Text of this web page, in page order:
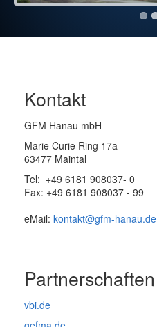
Kontakt
GFM Hanau mbH
Marie Curie Ring 17a
63477 Maintal
Tel: +49 6181 908037- 0
Fax: +49 6181 908037 - 99
eMail: kontakt@gfm-hanau.de
Partnerschaften
vbi.de